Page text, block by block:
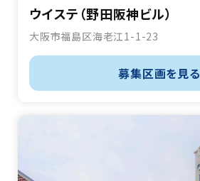
ウイステ（野田阪神ビル）
大阪市福島区海老江1-1-23
募集区画を見る